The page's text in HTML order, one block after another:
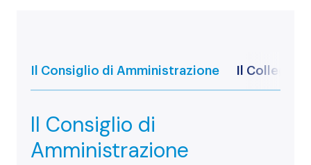
Il Consiglio di Amministrazione Il Collegio
Il Consiglio di
Amministrazione